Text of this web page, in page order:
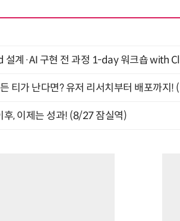
설계·AI 구현 전 과정 1-day 워크숍 with
티가 난다면? 유저 리서치부터 배포까지!
후, 이제는 성과! (8/27 잠실역)